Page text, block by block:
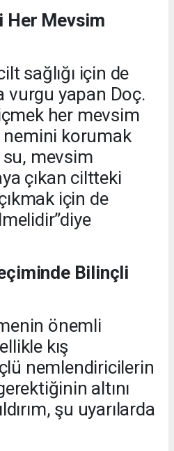
Her Mevsim
sağlığı için de
vurgu yapan Doç.
içmek her mevsim
nemini korumak
mevsim
çıkan ciltteki
için de
Bilinçli
önemli
kış
nemlendiricilerin
altını
şu uyarılarda